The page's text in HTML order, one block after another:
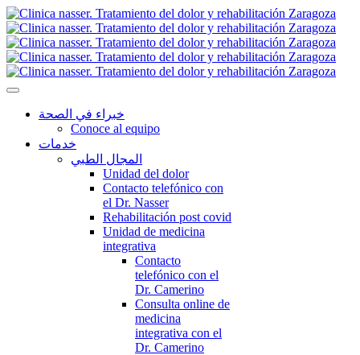
خبراء في الصحة
Conoce al equipo
خدمات
المجال الطبي
Unidad del dolor
Contacto telefónico con
el Dr. Nasser
Rehabilitación post covid
Unidad de medicina
integrativa
Contacto
telefónico con el
Dr. Camerino
Consulta online de
medicina
integrativa con el
Dr. Camerino